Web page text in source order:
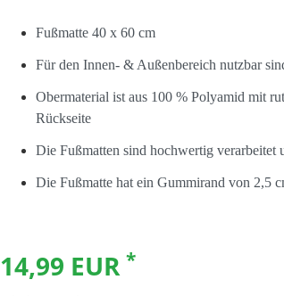
Fußmatte 40 x 60 cm
Für den Innen- & Außenbereich nutzbar
Obermaterial ist aus 100 % Polyamid mit
Rückseite
Die Fußmatten sind hochwertig verarbeitet
Die Fußmatte hat ein Gummirand von 2,5
14,99 EUR *